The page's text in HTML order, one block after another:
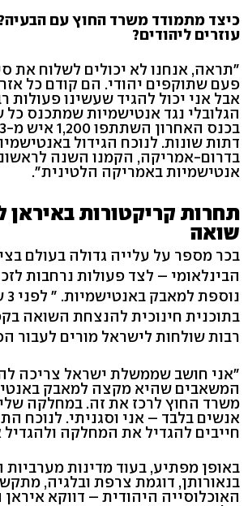
כיצד מתמודד משרד החוץ עם
עוזרים ליהודים?
"תראה, אנחנו לא יכולים לשלוח את
פעם שתוקפים יהודי. הם קודם כל
אבל אני יכול להגיד שעשינו פעולות
הגלובלי נגד אנטישמיות שמתכנס
דתות שונות. לנוכח הגידול
בדרום-אמריקה, הקמנו השנה
אנטישמיות באמריקה הלטינית".
תחרות קריקטורות
שואה
בכר מספר על עלייה גדולה בעולם
הבינלאומי – לצד פעולות נרחבות
בתוכנית חינוכית להנצחת השואה
רבות שולחות לישראל מורים לעבור
"אני חושב שממשלת ישראל צריכה
המשאבים שהיא מקצה למאבק
משרד החוץ לרכז את זה. במחלקה
אנשים בלבד – אני וסגניתי. לנוכח
חייבים להגדיל את המחלקה
באופן מפתיע, בעוד מדינות
בנאורותן, דוגמת צרפת ובלגיה,
האוכלוסייה היהודית – דווקא